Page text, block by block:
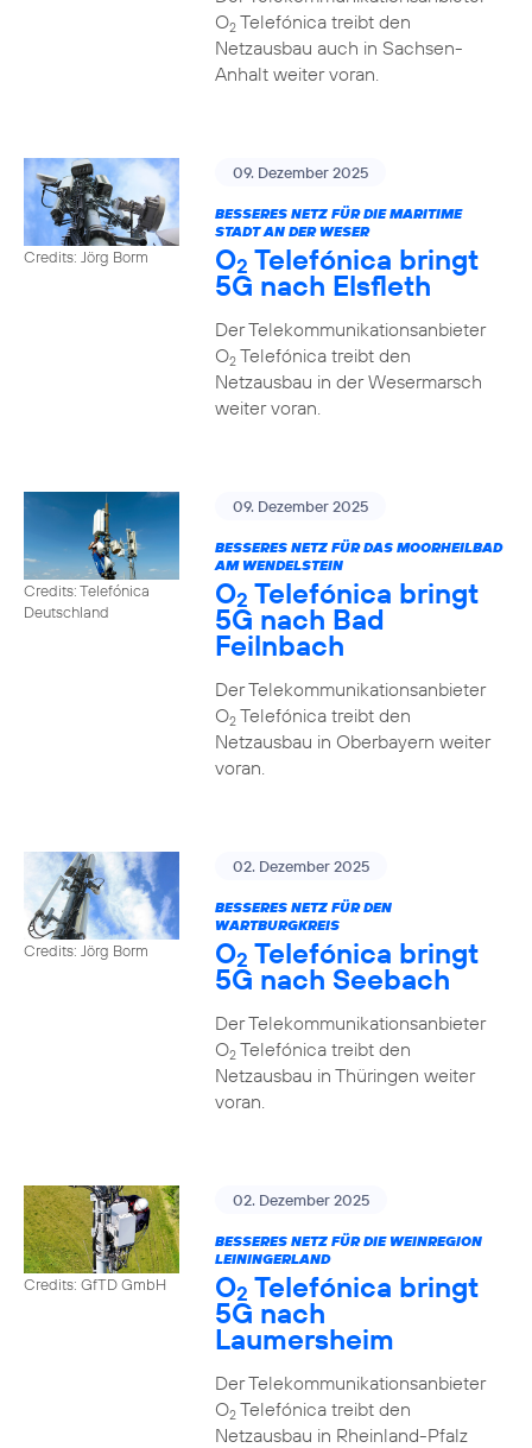
O2Telefónica treibt den
Netzausbau auch in Sachsen-
Anhalt weiter voran.
Credits: Jörg Borm
09. Dezember 2025
BESSERES NETZ FÜR DIE MARITIME
STADT AN DER WESER
O2 Telefónica bringt
5G nach Elsfleth
Der Telekommunikationsanbieter
O2Telefónica treibt den
Netzausbau in der Wesermarsch
weiter voran.
Credits: Telefónica
Deutschland
09. Dezember 2025
BESSERES NETZ FÜR DAS MOORHEILBAD
AM WENDELSTEIN
O2 Telefónica bringt
5G nach Bad
Feilnbach
Der Telekommunikationsanbieter
O2Telefónica treibt den
Netzausbau in Oberbayern weiter
voran.
Credits: Jörg Borm
02. Dezember 2025
BESSERES NETZ FÜR DEN
WARTBURGKREIS
O2 Telefónica bringt
5G nach Seebach
Der Telekommunikationsanbieter
O2Telefónica treibt den
Netzausbau in Thüringen weiter
voran.
Credits: GfTD GmbH
02. Dezember 2025
BESSERES NETZ FÜR DIE WEINREGION
LEININGERLAND
O2 Telefónica bringt
5G nach
Laumersheim
Der Telekommunikationsanbieter
O2Telefónica treibt den
Netzausbau in Rheinland-Pfalz